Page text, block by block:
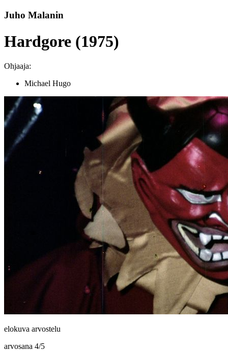
Juho Malanin
Hardgore (1975)
Ohjaaja:
Michael Hugo
elokuva arvostelu
arvosana 4/5